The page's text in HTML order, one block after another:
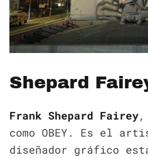
Shepard
Frank Shepard Fairey,
como OBEY. Es el
diseñador gráfico